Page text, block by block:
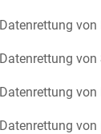
Datenrettung von
Datenrettung von
Datenrettung
Datenrettung von